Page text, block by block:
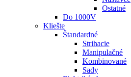
Ostatné
Do 1000V
Kliešte
Štandardné
Strihacie
Manipulačné
Kombinované
Sady